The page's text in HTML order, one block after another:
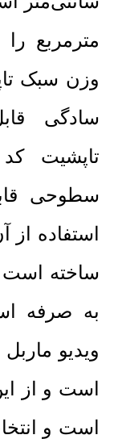
مترمربع
سادگی
سطوحی
استفاده
ساخته است
به صرفه
ویدیو
است و از
است و